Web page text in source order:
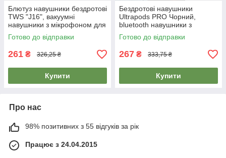
Блютуз навушники бездротові
TWS "J16", вакуумні
навушники з мікрофоном для
телефону та кейсом Чорні
Готово до відправки
261 ₴ 326,25 ₴
Купити
Бездротові навушники
Ultrapods PRO Чорний,
bluetooth навушники з
мікрофоном для телефону,
гарнітура
Готово до відправки
267 ₴ 333,75 ₴
Купити
Про нас
98% позитивних з 55 відгуків за рік
Працює з 24.04.2015